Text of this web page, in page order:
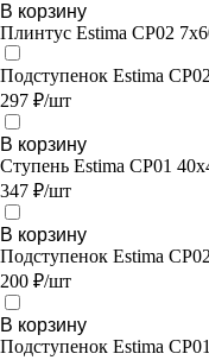
В корзину
Плинтус Estima CP02
Подступенок Estima
297 ₽/шт
В корзину
Ступень Estima CP01
347 ₽/шт
В корзину
Подступенок Estima
200 ₽/шт
В корзину
Подступенок Estima